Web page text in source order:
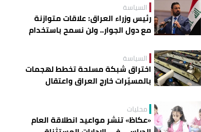
السياسة
رئيس وزراء العراق: علاقات متوازنة
مع دول الجوار.. ولن نسمح باستخدام
السياسة
اختراق شبكة مسلحة تخطط لهجمات
بالمسيّرات خارج العراق واعتقال
محليات
«عكاظ» تنشر مواعيد انطلاقة العام